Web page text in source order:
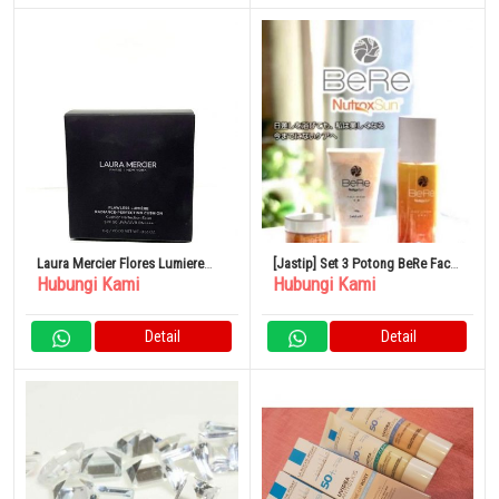
Laura Mercier Flores Lumiere
Radiance Perfecting Cushion
Hubungi Kami
Detail
[Jastip] Set 3 Potong BeRe Face
Wash Lotion Cream Organik
Hubungi Kami
Detail